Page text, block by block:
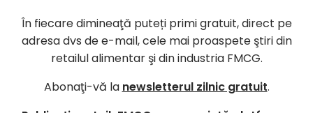
În fiecare dimineaţă puteți primi gratuit, direct pe
adresa dvs de e-mail, cele mai proaspete ştiri din
retailul alimentar şi din industria FMCG.
Abonaţi-vă la newsletterul zilnic gratuit.